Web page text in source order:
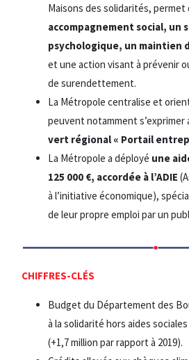
Maisons des solidarités, permet
accompagnement social, un
psychologique, un maintien
et une action visant à prévenir
de surendettement.
La Métropole centralise et
peuvent notamment s’exprimer
vert régional « Portail
La Métropole a déployé une
125 000 €, accordée à l’ADIE
à l’initiative économique),
de leur propre emploi par un
CHIFFRES-CLÉS
Budget du Département des
à la solidarité hors aides sociales
(+1,7 million par rapport à 2019).